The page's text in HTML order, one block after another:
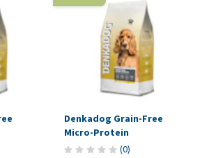
Denkadog Grain-Free
Micro-Protein
(0)